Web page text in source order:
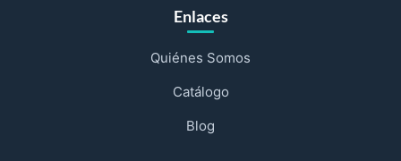
Enlaces
Quiénes Somos
Catálogo
Blog